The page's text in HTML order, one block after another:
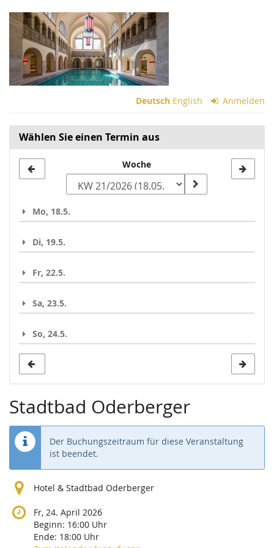
Zum
Haupt-
Inhalt
springen
Deutsch English Anmelden
Wählen Sie einen Termin aus
zur
auswählen
Woche
Mo, 18.5.
Di, 19.5.
Fr, 22.5.
Sa, 23.5.
So, 24.5.
Stadtbad Oderberger
Der Buchungszeitraum für diese Veranstaltung
ist beendet.
Hotel & Stadtbad Oderberger
Fr, 24. April 2026
Beginn: 16:00 Uhr
Ende: 18:00 Uhr